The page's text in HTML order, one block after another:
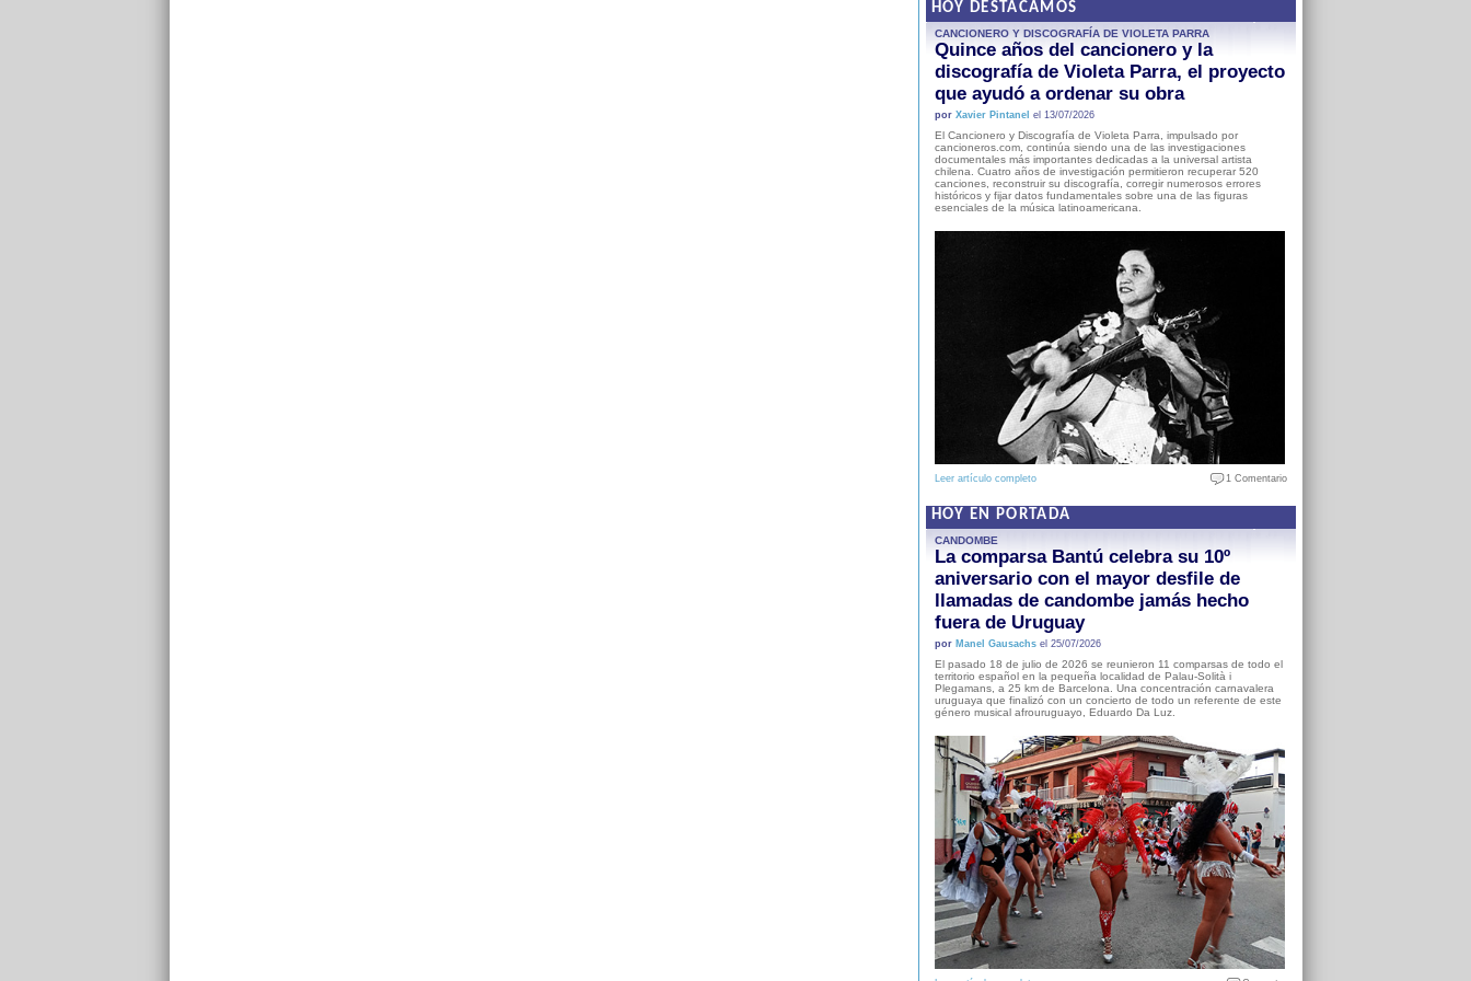
HOY DESTACAMOS
CANCIONERO Y DISCOGRAFÍA DE VIOLETA PARRA
Quince años del cancionero y la
discografía de Violeta Parra, el proyecto
que ayudó a ordenar su obra
por Xavier Pintanel el 13/07/2026
El Cancionero y Discografía de Violeta Parra, impulsado por
cancioneros.com, continúa siendo una de las investigaciones
documentales más importantes dedicadas a la universal artista
chilena. Cuatro años de investigación permitieron recuperar 520
canciones, reconstruir su discografía, corregir numerosos errores
históricos y fijar datos fundamentales sobre una de las figuras
esenciales de la música latinoamericana.
Leer artículo completo 1 Comentario
HOY EN PORTADA
CANDOMBE
La comparsa Bantú celebra su 10º
aniversario con el mayor desfile de
llamadas de candombe jamás hecho
fuera de Uruguay
por Manel Gausachsel 25/07/2026
El pasado 18 de julio de 2026 se reunieron 11 comparsas de todo el
territorio español en la pequeña localidad de Palau-Solità i
Plegamans, a 25 km de Barcelona. Una concentración carnavalera
uruguaya que finalizó con un concierto de todo un referente de este
género musical afrouruguayo, Eduardo Da Luz.